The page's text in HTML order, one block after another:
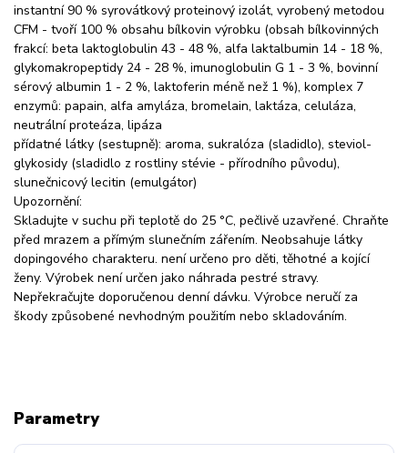
instantní 90 % syrovátkový proteinový izolát, vyrobený metodou
CFM - tvoří 100 % obsahu bílkovin výrobku (obsah bílkovinných
frakcí: beta laktoglobulin 43 - 48 %, alfa laktalbumin 14 - 18 %,
glykomakropeptidy 24 - 28 %, imunoglobulin G 1 - 3 %, bovinní
sérový albumin 1 - 2 %, laktoferin méně než 1 %), komplex 7
enzymů: papain, alfa amyláza, bromelain, laktáza, celuláza,
neutrální proteáza, lipáza
přídatné látky (sestupně): aroma, sukralóza (sladidlo), steviol-
glykosidy (sladidlo z rostliny stévie - přírodního původu),
slunečnicový lecitin (emulgátor)
Upozornění:
Skladujte v suchu při teplotě do 25 °C, pečlivě uzavřené. Chraňte
před mrazem a přímým slunečním zářením. Neobsahuje látky
dopingového charakteru. není určeno pro děti, těhotné a kojící
ženy. Výrobek není určen jako náhrada pestré stravy.
Nepřekračujte doporučenou denní dávku. Výrobce neručí za
škody způsobené nevhodným použitím nebo skladováním.
Parametry